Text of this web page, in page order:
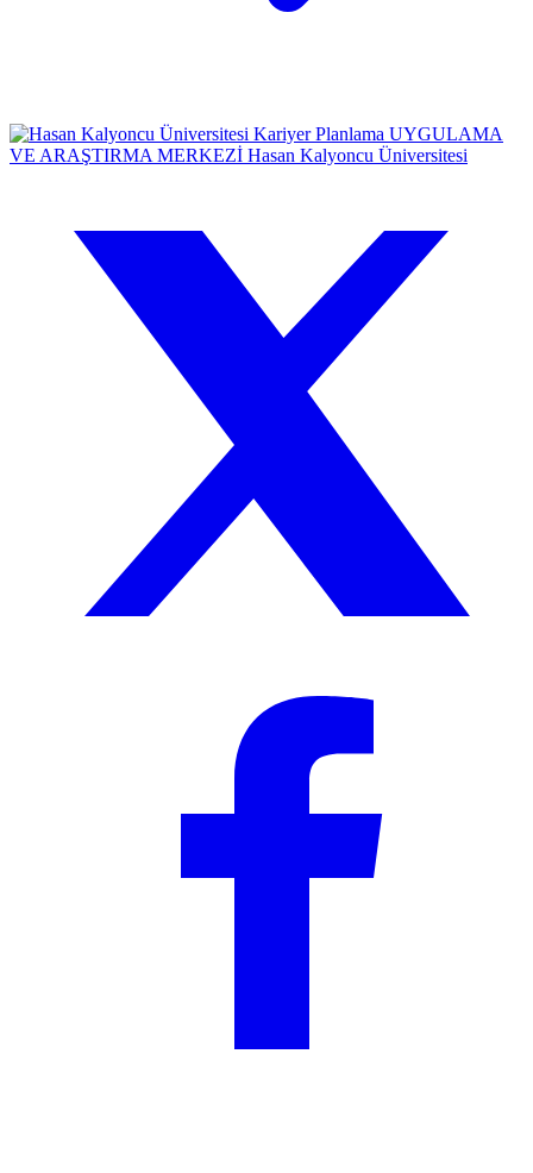
Kariyer Planlama UYGULAMA
VE ARAŞTIRMA MERKEZİ Hasan Kalyoncu Üniversitesi